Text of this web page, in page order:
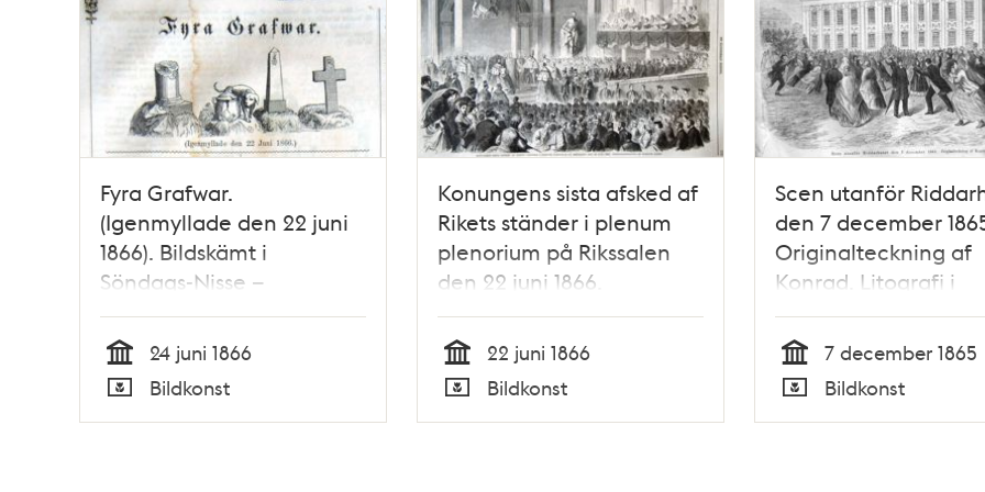
Fyra Grafwar.
(Igenmyllade den 22 juni
1866). Bildskämt i
Söndags-Nisse –
Illustreradt Veckoblad för
Skämt, Humor och Satir,
nr 25, den 24 juni 1866
Tid
24 juni 1866
Typ
Bildkonst
Konungens sista afsked af
Rikets ständer i plenum
plenorium på Rikssalen
den 22 juni 1866.
Litografisk bild Ny
Illustrerad Tidning, nr 27
den 7 juli 1866
Tid
22 juni 1866
Typ
Bildkonst
Scen utanför
den 7 december
Originalteckning af
Konrad. Litografi i
Illustrerad Tidning,
den 16 december
Tid
7 december 1865
Typ
Bildkonst